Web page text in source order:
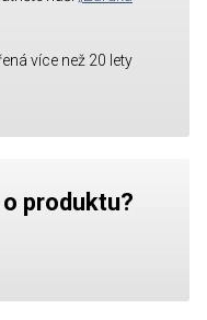
více než 20 lety
produktu?